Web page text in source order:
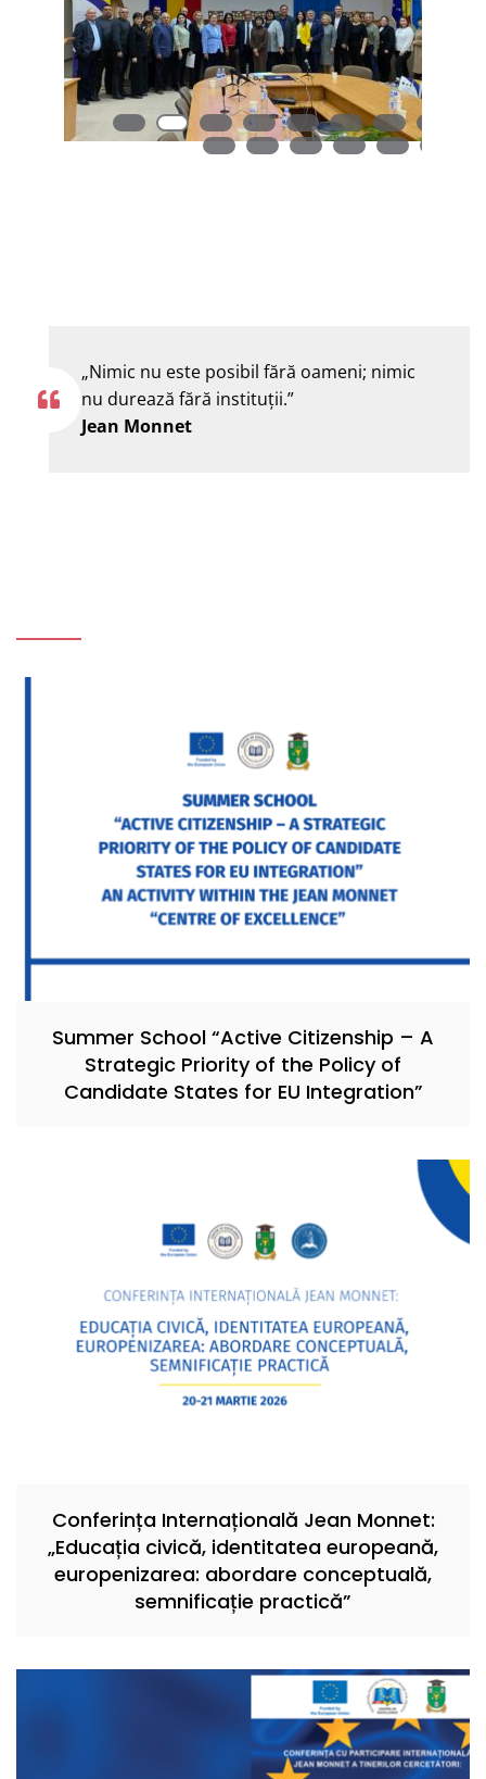
„Nimic nu este posibil fără oameni; nimic
nu durează fără instituţii.”
Jean Monnet
Summer School “Active Citizenship – A
Strategic Priority of the Policy of
Candidate States for EU Integration”
Conferința Internațională Jean Monnet:
„Educația civică, identitatea europeană,
europenizarea: abordare conceptuală,
semnificație practică”